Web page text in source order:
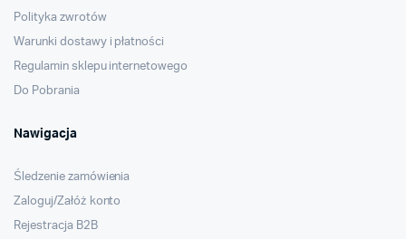
Polityka zwrotów
Warunki dostawy i płatności
Regulamin sklepu internetowego
Do Pobrania
Nawigacja
Śledzenie zamówienia
Zaloguj/Załóż konto
Rejestracja B2B